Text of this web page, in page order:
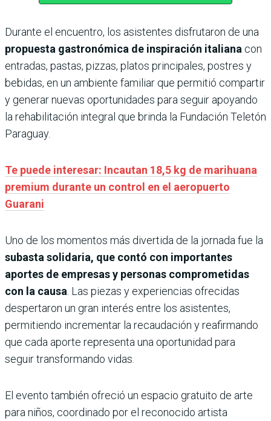
Durante el encuentro, los asistentes disfrutaron de una
propuesta gastronómica de inspiración italiana con
entradas, pastas, pizzas, platos principales, postres y
bebidas, en un ambiente familiar que permitió compartir
y generar nuevas oportunidades para seguir apoyando
la rehabilitación integral que brinda la Fundación Teletón
Paraguay.
Te puede interesar: Incautan 18,5 kg de marihuana
premium durante un control en el aeropuerto
Guarani
Uno de los momentos más divertida de la jornada fue la
subasta solidaria, que contó con importantes
aportes de empresas y personas comprometidas
con la causa. Las piezas y experiencias ofrecidas
despertaron un gran interés entre los asistentes,
permitiendo incrementar la recaudación y reafirmando
que cada aporte representa una oportunidad para
seguir transformando vidas.
El evento también ofreció un espacio gratuito de arte
para niños, coordinado por el reconocido artista